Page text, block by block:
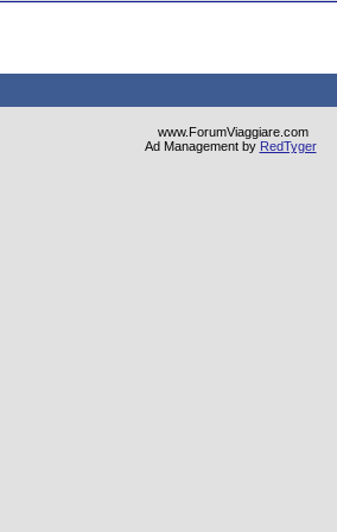
www.ForumViaggiare.com
Ad Management by RedTyger